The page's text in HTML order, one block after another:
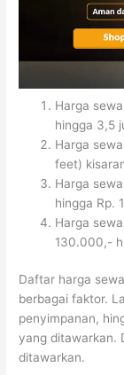
Harga
hingga 3,5
Harga
feet)
Harga
hingga Rp.
Harga
130.000,-
Daftar harga
berbagai faktor.
penyimpanan,
yang ditawarkan.
ditawarkan.